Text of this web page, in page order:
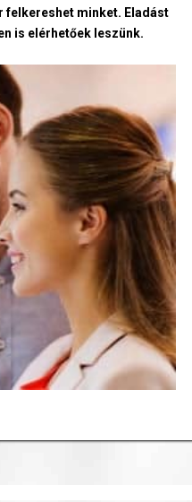
felkereshet minket. Eladást
is elérhetőek leszünk.